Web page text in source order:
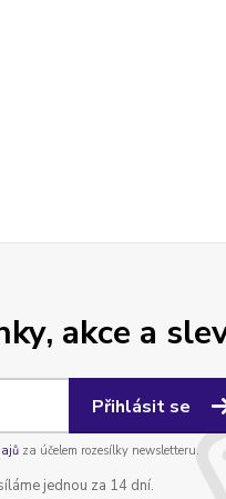
akce a
Přihlásit se
za účelem rozesílky newsletteru.
jednou za 14 dní.